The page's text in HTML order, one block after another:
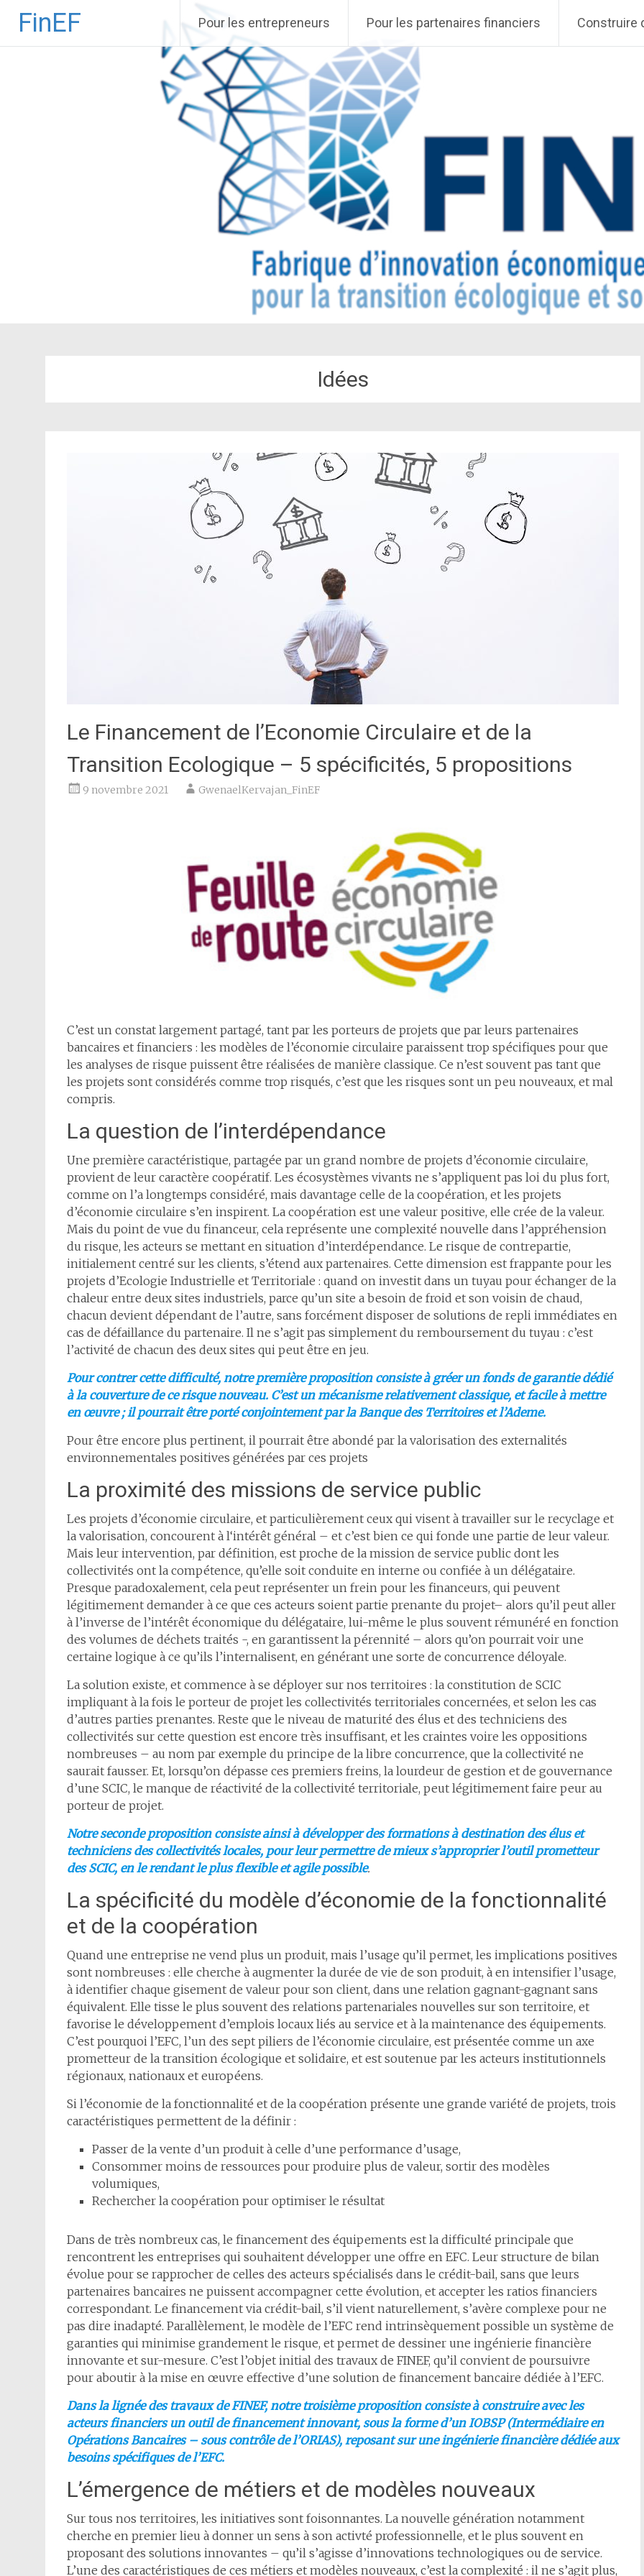
contenu
FinEF Pour les entrepreneurs Pour les partenaires financiers Construire
Idées
Le Financement de l’Economie Circulaire et de la
Transition Ecologique – 5 spécificités, 5 propositions
9 novembre 2021 GwenaelKervajan_FinEF
C’est un constat largement partagé, tant par les porteurs de projets que par leurs partenaires
bancaires et financiers : les modèles de l’économie circulaire paraissent trop spécifiques pour que
les analyses de risque puissent être réalisées de manière classique. Ce n’est souvent pas tant que
les projets sont considérés comme trop risqués, c’est que les risques sont un peu nouveaux, et mal
compris.
La question de l’interdépendance
Une première caractéristique, partagée par un grand nombre de projets d’économie circulaire,
provient de leur caractère coopératif. Les écosystèmes vivants ne s’appliquent pas loi du plus fort,
comme on l’a longtemps considéré, mais davantage celle de la coopération, et les projets
d’économie circulaire s’en inspirent. La coopération est une valeur positive, elle crée de la valeur.
Mais du point de vue du financeur, cela représente une complexité nouvelle dans l’appréhension
du risque, les acteurs se mettant en situation d’interdépendance. Le risque de contrepartie,
initialement centré sur les clients, s’étend aux partenaires. Cette dimension est frappante pour les
projets d’Ecologie Industrielle et Territoriale : quand on investit dans un tuyau pour échanger de la
chaleur entre deux sites industriels, parce qu’un site a besoin de froid et son voisin de chaud,
chacun devient dépendant de l’autre, sans forcément disposer de solutions de repli immédiates en
cas de défaillance du partenaire. Il ne s’agit pas simplement du remboursement du tuyau : c’est
l’activité de chacun des deux sites qui peut être en jeu.
Pour contrer cette difficulté, notre première proposition consiste à gréer un fonds de garantie dédié
à la couverture de ce risque nouveau. C’est un mécanisme relativement classique, et facile à mettre
en œuvre ; il pourrait être porté conjointement par la Banque des Territoires et l’Ademe.
Pour être encore plus pertinent, il pourrait être abondé par la valorisation des externalités
environnementales positives générées par ces projets
La proximité des missions de service public
Les projets d’économie circulaire, et particulièrement ceux qui visent à travailler sur le recyclage et
la valorisation, concourent à l‘intérêt général – et c’est bien ce qui fonde une partie de leur valeur.
Mais leur intervention, par définition, est proche de la mission de service public dont les
collectivités ont la compétence, qu’elle soit conduite en interne ou confiée à un délégataire.
Presque paradoxalement, cela peut représenter un frein pour les financeurs, qui peuvent
légitimement demander à ce que ces acteurs soient partie prenante du projet– alors qu’il peut aller
à l’inverse de l’intérêt économique du délégataire, lui-même le plus souvent rémunéré en fonction
des volumes de déchets traités -, en garantissent la pérennité – alors qu’on pourrait voir une
certaine logique à ce qu’ils l’internalisent, en générant une sorte de concurrence déloyale.
La solution existe, et commence à se déployer sur nos territoires : la constitution de SCIC
impliquant à la fois le porteur de projet les collectivités territoriales concernées, et selon les cas
d’autres parties prenantes. Reste que le niveau de maturité des élus et des techniciens des
collectivités sur cette question est encore très insuffisant, et les craintes voire les oppositions
nombreuses – au nom par exemple du principe de la libre concurrence, que la collectivité ne
saurait fausser. Et, lorsqu’on dépasse ces premiers freins, la lourdeur de gestion et de gouvernance
d’une SCIC, le manque de réactivité de la collectivité territoriale, peut légitimement faire peur au
porteur de projet.
Notre seconde proposition consiste ainsi à développer des formations à destination des élus et
techniciens des collectivités locales, pour leur permettre de mieux s’approprier l’outil prometteur
des SCIC, en le rendant le plus flexible et agile possible.
La spécificité du modèle d’économie de la fonctionnalité
et de la coopération
Quand une entreprise ne vend plus un produit, mais l’usage qu’il permet, les implications positives
sont nombreuses : elle cherche à augmenter la durée de vie de son produit, à en intensifier l’usage,
à identifier chaque gisement de valeur pour son client, dans une relation gagnant-gagnant sans
équivalent. Elle tisse le plus souvent des relations partenariales nouvelles sur son territoire, et
favorise le développement d’emplois locaux liés au service et à la maintenance des équipements.
C’est pourquoi l’EFC, l’un des sept piliers de l’économie circulaire, est présentée comme un axe
prometteur de la transition écologique et solidaire, et est soutenue par les acteurs institutionnels
régionaux, nationaux et européens.
Si l’économie de la fonctionnalité et de la coopération présente une grande variété de projets, trois
caractéristiques permettent de la définir :
Passer de la vente d’un produit à celle d’une performance d’usage,
Consommer moins de ressources pour produire plus de valeur, sortir des modèles
volumiques,
Rechercher la coopération pour optimiser le résultat
Dans de très nombreux cas, le financement des équipements est la difficulté principale que
rencontrent les entreprises qui souhaitent développer une offre en EFC. Leur structure de bilan
évolue pour se rapprocher de celles des acteurs spécialisés dans le crédit-bail, sans que leurs
partenaires bancaires ne puissent accompagner cette évolution, et accepter les ratios financiers
correspondant. Le financement via crédit-bail, s’il vient naturellement, s’avère complexe pour ne
pas dire inadapté. Parallèlement, le modèle de l’EFC rend intrinsèquement possible un système de
garanties qui minimise grandement le risque, et permet de dessiner une ingénierie financière
innovante et sur-mesure. C’est l’objet initial des travaux de FINEF, qu’il convient de poursuivre
pour aboutir à la mise en œuvre effective d’une solution de financement bancaire dédiée à l’EFC.
Dans la lignée des travaux de FINEF, notre troisième proposition consiste à construire avec les
acteurs financiers un outil de financement innovant, sous la forme d’un IOBSP (Intermédiaire en
Opérations Bancaires – sous contrôle de l’ORIAS), reposant sur une ingénierie financière dédiée aux
besoins spécifiques de l’EFC.
L’émergence de métiers et de modèles nouveaux
Sur tous nos territoires, les initiatives sont foisonnantes. La nouvelle génération notamment
cherche en premier lieu à donner un sens à son activté professionnelle, et le plus souvent en
proposant des solutions innovantes – qu’il s’agisse d’innovations technologiques ou de service.
L’une des caractéristiques de ces métiers et modèles nouveaux, c’est la complexité : il ne s’agit plus,